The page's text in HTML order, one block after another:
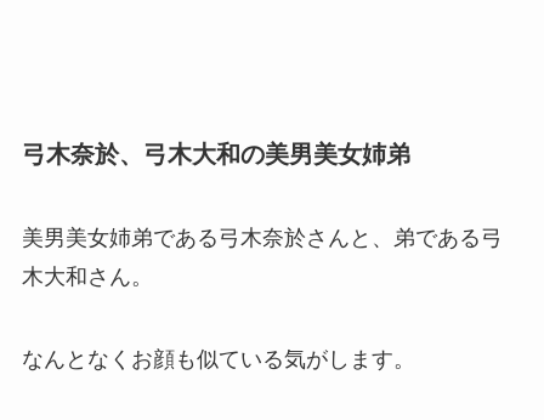
弓木奈於、弓木大和の美男美女姉弟
美男美女姉弟である弓木奈於さんと、弟である弓
木大和さん。
なんとなくお顔も似ている気がします。